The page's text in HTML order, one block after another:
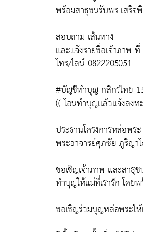
พร้อมสาธุชนรับพร เสร็จ
สอบถาม เส้นทาง
และแจ้งรายชื่อเจ้าภาพ ที่
โทร/ไลน์ 0822205051
#บัญชีทำบุญ กสิกรไทย
(( โอนทำบุญเเล้วเเจ้งลง
ประธานโครงการหล่อพระ
พระอาจารย์ศุภชัย ภูริญ
ขอเชิญเจ้าภาพ และสา
ทำบุญให้แม่ที่เรารัก โดย
ขอเชิญร่วมบุญหล่อพระให้